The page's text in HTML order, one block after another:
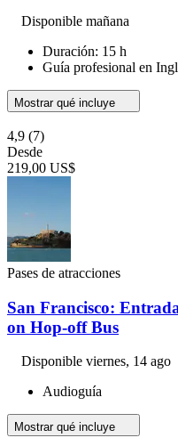
Disponible mañana
Duración: 15 h
Guía profesional en
Mostrar qué incluye
4,9 (7)
Desde
219,00 US$
Pases de atracciones
San Francisco:
on Hop-off Bus
Disponible viernes, 14 ago
Audioguía
Mostrar qué incluye